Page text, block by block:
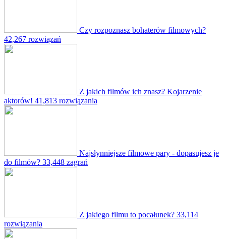
Czy rozpoznasz bohaterów filmowych?
42,267 rozwiązań
Z jakich filmów ich znasz? Kojarzenie
aktorów! 41,813 rozwiązania
Najsłynniejsze filmowe pary - dopasujesz je
do filmów? 33,448 zagrań
Z jakiego filmu to pocałunek? 33,114
rozwiązania